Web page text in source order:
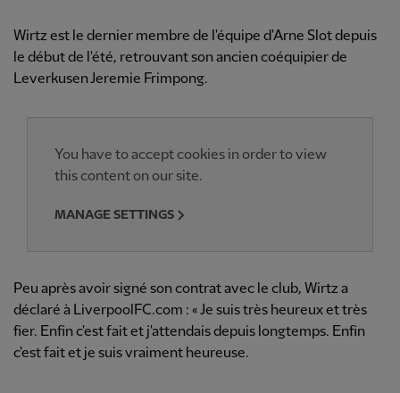
Wirtz est le dernier membre de l'équipe d'Arne Slot depuis
le début de l'été, retrouvant son ancien coéquipier de
Leverkusen Jeremie Frimpong.
You have to accept cookies in order to view
this content on our site.
MANAGE SETTINGS
Peu après avoir signé son contrat avec le club, Wirtz a
déclaré à LiverpoolFC.com : « Je suis très heureux et très
fier. Enfin c'est fait et j'attendais depuis longtemps. Enfin
c'est fait et je suis vraiment heureuse.